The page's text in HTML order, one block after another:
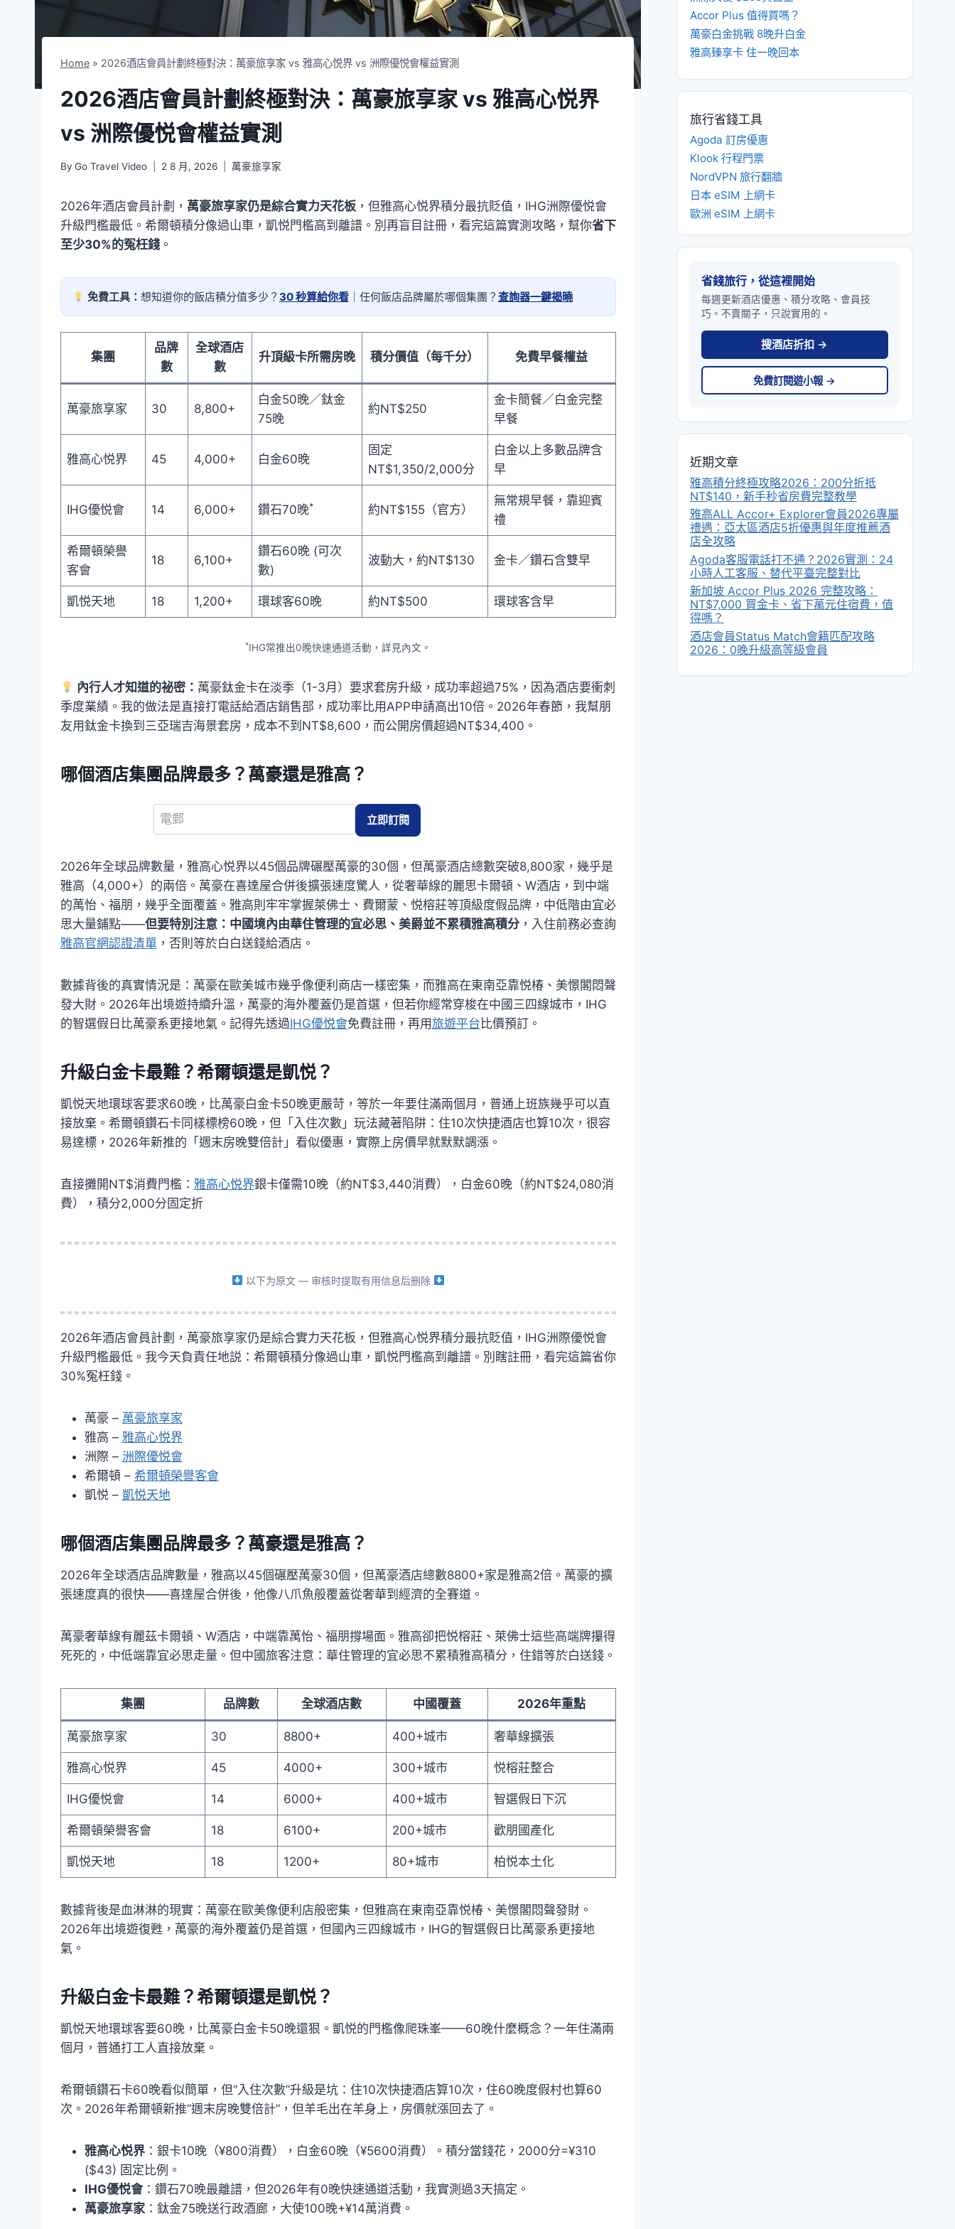
Home» 2026酒店會員計劃終極對決：萬豪旅享家 vs 雅高心悦界 vs 洲際優悦會權益實測
2026酒店會員計劃終極對決：萬豪旅享家 vs 雅高心悦界
vs 洲際優悦會權益實測
By Go Travel Video 2 8 月, 2026 萬豪旅享家
2026年酒店會員計劃， 萬豪旅享家仍是綜合實力天花板，但雅高心悦界積分最抗貶值，IHG洲際優悦會
升級門檻最低。希爾頓積分像過山車，凱悦門檻高到離譜。別再盲目註冊，看完這篇實測攻略，幫你省下
至少30%的冤枉錢。
免費工具： 想知道你的飯店積分值多少？ 30 秒算給你看｜任何飯店品牌屬於哪個集團？ 查詢器一鍵揭曉
集團
品牌
數
全球酒店
數
升頂級卡所需房晚 積分價值（每千分） 免費早餐權益
萬豪旅享家 30 8,800+
白金50晚／鈦金
75晚
約NT$250
金卡簡餐／白金完整
早餐
雅高心悦界 45 4,000+ 白金60晚
固定
NT$1,350/2,000分
白金以上多數品牌含
早
IHG優悦會 14 6,000+ 鑽石70晚* 約NT$155（官方）
無常規早餐，靠迎賓
禮
希爾頓榮譽
客會
18 6,100+
鑽石60晚 (可次
數)
波動大，約NT$130 金卡／鑽石含雙早
凱悦天地 18 1,200+ 環球客60晚 約NT$500 環球客含早
*IHG常推出0晚快速通道活動，詳見內文。
內行人才知道的祕密： 萬豪鈦金卡在淡季（1-3月）要求套房升級，成功率超過75%，因為酒店要衝刺
季度業績。我的做法是直接打電話給酒店銷售部，成功率比用APP申請高出10倍。2026年春節，我幫朋
友用鈦金卡換到三亞瑞吉海景套房，成本不到NT$8,600，而公開房價超過NT$34,400。
哪個酒店集團品牌最多？萬豪還是雅高？
2026年全球品牌數量，雅高心悦界以45個品牌碾壓萬豪的30個，但萬豪酒店總數突破8,800家，幾乎是
雅高（4,000+）的兩倍。萬豪在喜達屋合併後擴張速度驚人，從奢華線的麗思卡爾頓、W酒店，到中端
的萬怡、福朋，幾乎全面覆蓋。雅高則牢牢掌握萊佛士、費爾蒙、悦榕莊等頂級度假品牌，中低階由宜必
思大量鋪點——但要特別注意：中國境內由華住管理的宜必思、美爵並不累積雅高積分，入住前務必查詢
雅高官網認證清單 ，否則等於白白送錢給酒店。
數據背後的真實情況是：萬豪在歐美城市幾乎像便利商店一樣密集，而雅高在東南亞靠悦椿、美憬閣悶聲
發大財。2026年出境遊持續升溫，萬豪的海外覆蓋仍是首選，但若你經常穿梭在中國三四線城市，IHG
的智選假日比萬豪系更接地氣。記得先透過IHG優悦會免費註冊，再用旅遊平台 比價預訂。
升級白金卡最難？希爾頓還是凱悦？
凱悦天地環球客要求60晚，比萬豪白金卡50晚更嚴苛，等於一年要住滿兩個月，普通上班族幾乎可以直
接放棄。希爾頓鑽石卡同樣標榜60晚，但「入住次數」玩法藏著陷阱：住10次快捷酒店也算10次，很容
易達標，2026年新推的「週末房晚雙倍計」看似優惠，實際上房價早就默默調漲。
直接攤開NT$消費門檻： 雅高心悦界銀卡僅需10晚（約NT$3,440消費），白金60晚（約NT$24,080消
費），積分2,000分固定折
以下为原文 — 审核时提取有用信息后删除
2026年酒店會員計劃，萬豪旅享家仍是綜合實力天花板，但雅高心悦界積分最抗貶值，IHG洲際優悦會
升級門檻最低。我今天負責任地説：希爾頓積分像過山車，凱悦門檻高到離譜。別瞎註冊，看完這篇省你
30%冤枉錢。
萬豪 – 萬豪旅享家
雅高 – 雅高心悦界
洲際 – 洲際優悦會
希爾頓 – 希爾頓榮譽客會
凱悦 – 凱悦天地
哪個酒店集團品牌最多？萬豪還是雅高？
2026年全球酒店品牌數量，雅高以45個碾壓萬豪30個，但萬豪酒店總數8800+家是雅高2倍。萬豪的擴
張速度真的很快——喜達屋合併後，他像八爪魚般覆蓋從奢華到經濟的全賽道。
萬豪奢華線有麗茲卡爾頓、W酒店，中端靠萬怡、福朋撐場面。雅高卻把悦榕莊、萊佛士這些高端牌攥得
死死的，中低端靠宜必思走量。但中國旅客注意：華住管理的宜必思不累積雅高積分，住錯等於白送錢。
集團 品牌數 全球酒店數 中國覆蓋 2026年重點
萬豪旅享家 30 8800+ 400+城市 奢華線擴張
雅高心悦界 45 4000+ 300+城市 悦榕莊整合
IHG優悦會 14 6000+ 400+城市 智選假日下沉
希爾頓榮譽客會 18 6100+ 200+城市 歡朋國產化
凱悦天地 18 1200+ 80+城市 柏悦本土化
數據背後是血淋淋的現實：萬豪在歐美像便利店般密集，但雅高在東南亞靠悦椿、美憬閣悶聲發財。
2026年出境遊復甦，萬豪的海外覆蓋仍是首選，但國內三四線城市，IHG的智選假日比萬豪系更接地
氣。
升級白金卡最難？希爾頓還是凱悦？
凱悦天地環球客要60晚，比萬豪白金卡50晚還狠。凱悦的門檻像爬珠峯——60晚什麼概念？一年住滿兩
個月，普通打工人直接放棄。
希爾頓鑽石卡60晚看似簡單，但”入住次數”升級是坑：住10次快捷酒店算10次，住60晚度假村也算60
次。2026年希爾頓新推”週末房晚雙倍計”，但羊毛出在羊身上，房價就漲回去了。
雅高心悦界：銀卡10晚（¥800消費），白金60晚（¥5600消費）。積分當錢花，2000分=¥310
($43) 固定比例。
IHG優悦會：鑽石70晚最離譜，但2026年有0晚快速通道活動，我實測過3天搞定。
萬豪旅享家：鈦金75晚送行政酒廊，大使100晚+¥14萬消費。
Accor Plus 值得買嗎？
萬豪白金挑戰 8晚升白金
雅高臻享卡 住一晚回本
旅行省錢工具
Agoda 訂房優惠
Klook 行程門票
NordVPN 旅行翻牆
日本 eSIM 上網卡
歐洲 eSIM 上網卡
省錢旅行，從這裡開始
每週更新酒店優惠、積分攻略、會員技
巧。不賣關子，只說實用的。
搜酒店折扣 →
免費訂閱遊小報 →
近期文章
雅高積分終極攻略2026：200分折抵
NT$140，新手秒省房費完整教學
雅高ALL Accor+ Explorer會員2026專屬
禮遇：亞太區酒店5折優惠與年度推薦酒
店全攻略
Agoda客服電話打不通？2026實測：24
小時人工客服、替代平臺完整對比
新加坡 Accor Plus 2026 完整攻略：
NT$7,000 買金卡、省下萬元住宿費，值
得嗎？
酒店會員Status Match會籍匹配攻略
2026：0晚升級高等級會員